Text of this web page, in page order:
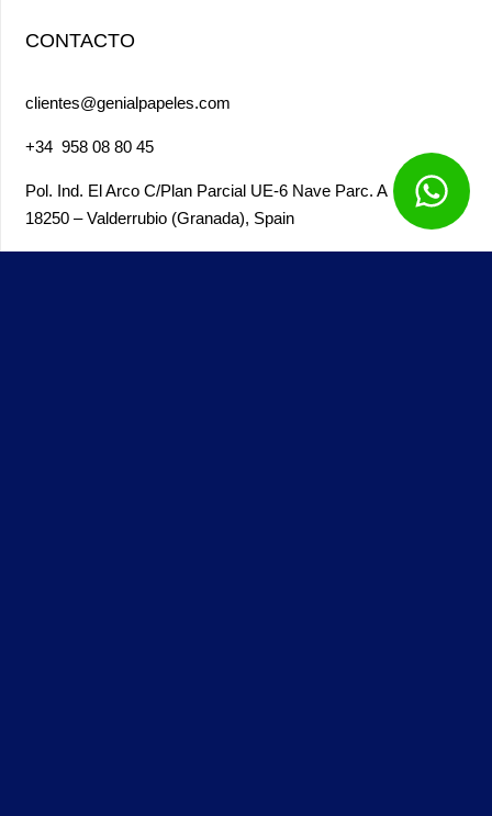
CONTACTO
clientes@genialpapeles.com
+34 958 08 80 45
Pol. Ind. El Arco C/Plan Parcial UE-6 Nave Parc. A
18250 – Valderrubio (Granada), Spain